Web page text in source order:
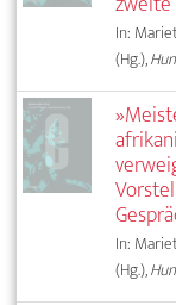
In:
(Hg.),
In:
(Hg.),